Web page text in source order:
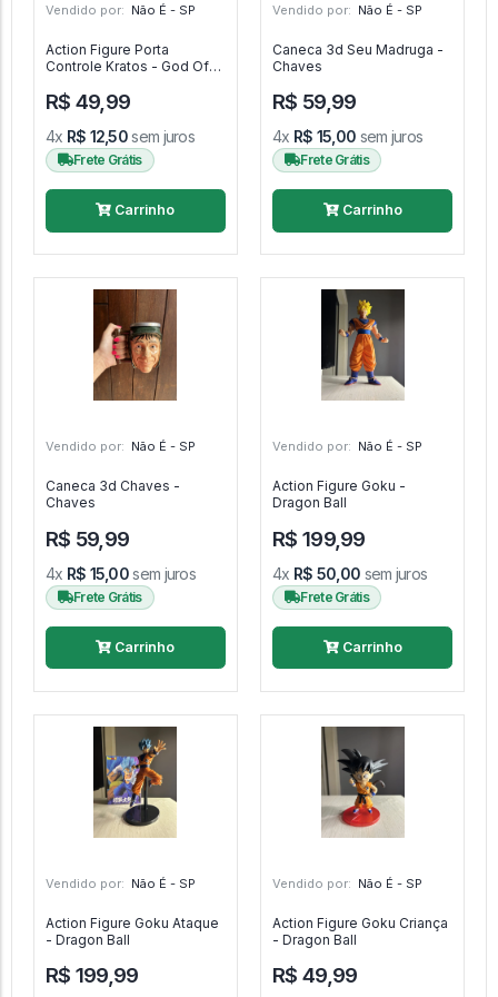
Vendido por: Não É - SP
Action Figure Porta
Controle Kratos - God Of
R$ 49,99
4x R$ 12,50sem juros
Frete Grátis
Carrinho
Vendido por: Não É - SP
Caneca 3d Seu Madruga -
Chaves
R$ 59,99
4x R$ 15,00 sem juros
Frete Grátis
Carrinho
Vendido por: Não É - SP
Caneca 3d Chaves -
Chaves
R$ 59,99
4x R$ 15,00sem juros
Frete Grátis
Carrinho
Vendido por: Não É - SP
Action Figure Goku -
Dragon Ball
R$ 199,99
4x R$ 50,00 sem juros
Frete Grátis
Carrinho
Vendido por: Não É - SP
Action Figure Goku Ataque
- Dragon Ball
R$ 199,99
Vendido por: Não É - SP
Action Figure Goku Criança
- Dragon Ball
R$ 49,99